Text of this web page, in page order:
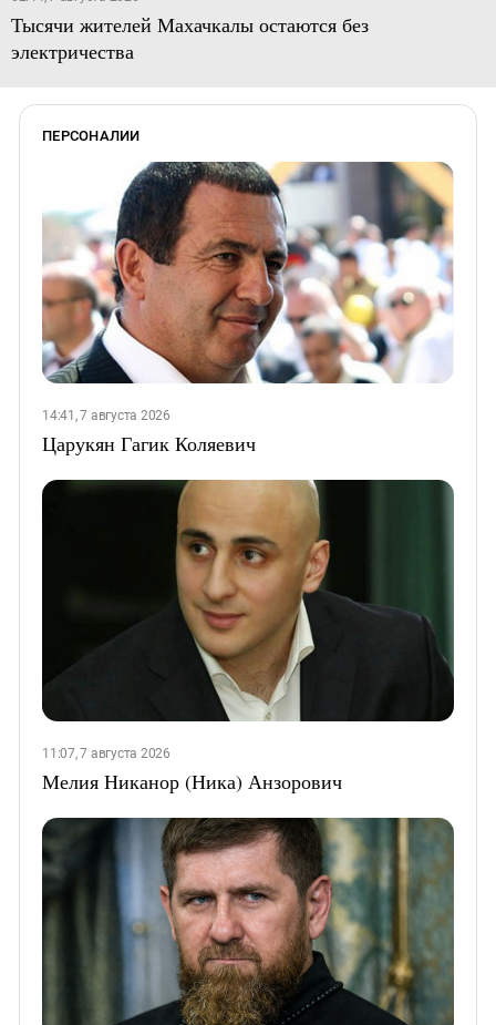
Тысячи жителей Махачкалы остаются без
электричества
ПЕРСОНАЛИИ
14:41, 7 августа 2026
Царукян Гагик Коляевич
11:07, 7 августа 2026
Мелия Никанор (Ника) Анзорович